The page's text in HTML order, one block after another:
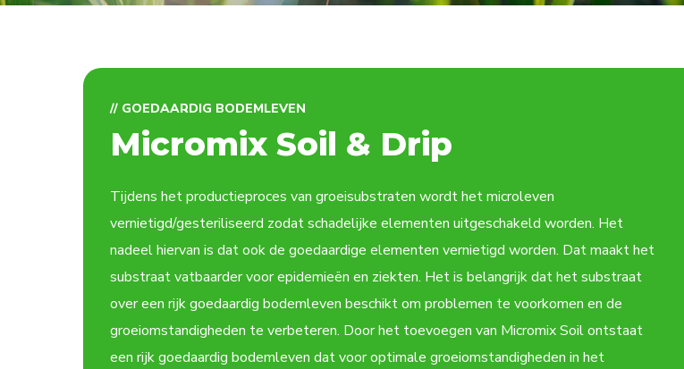
// GOEDAARDIG BODEMLEVEN
Micromix Soil & Drip
Tijdens het productieproces van groeisubstraten wordt het microleven
vernietigd/gesteriliseerd zodat schadelijke elementen uitgeschakeld worden. Het
nadeel hiervan is dat ook de goedaardige elementen vernietigd worden. Dat maakt het
substraat vatbaarder voor epidemieën en ziekten. Het is belangrijk dat het substraat
over een rijk goedaardig bodemleven beschikt om problemen te voorkomen en de
groeiomstandigheden te verbeteren. Door het toevoegen van Micromix Soil ontstaat
een rijk goedaardig bodemleven dat voor optimale groeiomstandigheden in het